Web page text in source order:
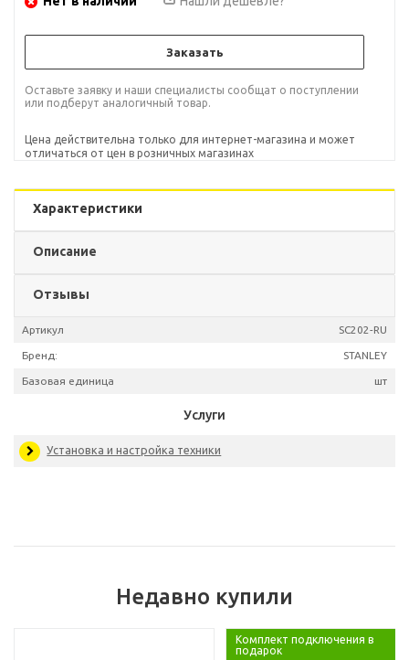
Заказать
Оставьте заявку и наши специалисты сообщат о поступлении
или подберут аналогичный товар.
Цена действительна только для интернет-магазина и может
отличаться от цен в розничных магазинах
Характеристики
Описание
Отзывы
Установка и настройка техники
Недавно купили
Комплект подключения в
подарок